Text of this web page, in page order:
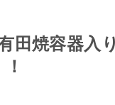
田焼容器入